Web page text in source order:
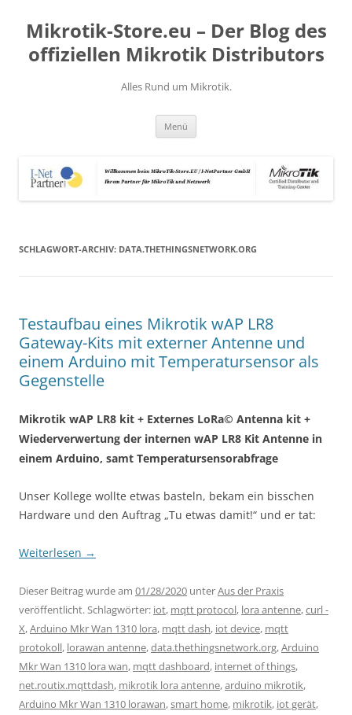
springen
Mikrotik-Store.eu – Der Blog des
offiziellen Mikrotik Distributors
Alles Rund um Mikrotik.
Menü
SCHLAGWORT-ARCHIV: DATA.THETHINGSNETWORK.ORG
Testaufbau eines Mikrotik wAP LR8
Gateway-Kits mit externer Antenne und
einem Arduino mit Temperatursensor als
Gegenstelle
Mikrotik wAP LR8 kit + Externes LoRa© Antenna kit +
Wiederverwertung der internen wAP LR8 Kit Antenne in
einem Arduino, samt Temperatursensorabfrage
Unser Kollege wollte etwas basteln, bekam ein bisschen
Hardware und den Auftrag „Tu etwas damit!“ und er tat:
Weiterlesen →
Dieser Beitrag wurde am 01/28/2020 unterAus der Praxis
veröffentlicht. Schlagwörter: iot, mqtt protocol, lora antenne,curl -
X,Arduino Mkr Wan 1310 lora, mqtt dash, iot device, mqtt
protokoll, lorawan antenne,data.thethingsnetwork.org,Arduino
Mkr Wan 1310 lora wan, mqtt dashboard, internet of things,
net.routix.mqttdash, mikrotik lora antenne,arduino mikrotik,
Arduino Mkr Wan 1310 lorawan,smart home, mikrotik, iot gerät,